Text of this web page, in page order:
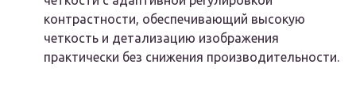
контрастности, обеспечивающий высокую
четкость и детализацию изображения
практически без снижения производительности.